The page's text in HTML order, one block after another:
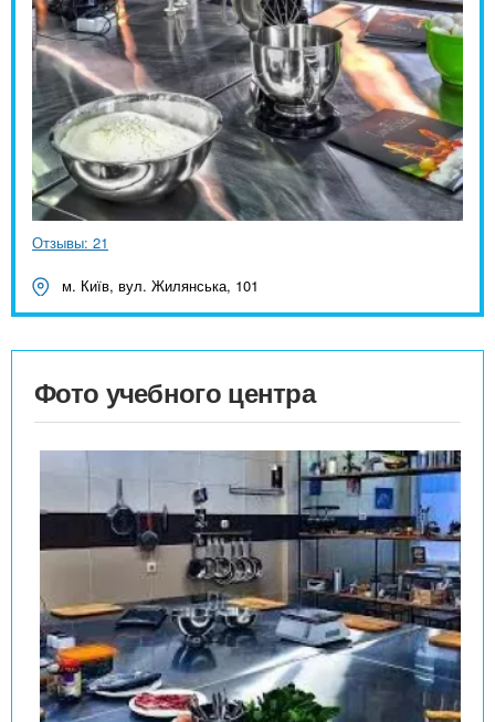
Отзывы: 21
м. Київ, вул. Жилянська, 101
Фото учебного центра